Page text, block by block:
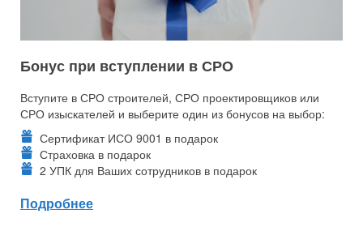
Бонус при вступлении в СРО
Вступите в СРО строителей, СРО проектировщиков или
СРО изыскателей и выберите один из бонусов на выбор:
Сертификат ИСО 9001 в подарок
Страховка в подарок
2 УПК для Ваших сотрудников в подарок
Подробнее